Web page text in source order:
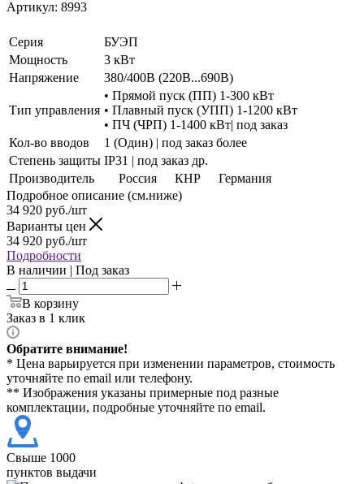
Артикул: 8993
Серия
БУЭП
Мощность
3 кВт
Напряжение
380/400В (220В...690В)
Тип управления
• Прямой пуск (ПП) 1-300 кВт
• Плавный пуск (УПП) 1-1200 кВт
• ПЧ (ЧРП) 1-1400 кВт| под заказ
Кол-во вводов
1 (Один) | под заказ более
Степень защиты IP31 | под заказ др.
Производитель
Россия КНР
Германия
Подробное описание (см.ниже)
34 920 руб./шт
Варианты цен
34 920 руб./шт
Подробности
В наличии | Под заказ
В корзину
Заказ в 1 клик
Обратите внимание!
* Цена варьируется при изменении параметров, стоимость
уточняйте по email или телефону.
** Изображения указаны примерные под разные
комплектации, подробные уточняйте по email.
Свыше 1000
пунктов выдачи